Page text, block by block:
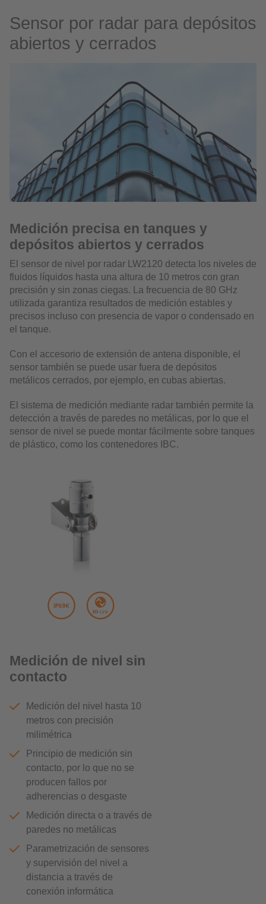
Sensor por radar para depósitos
abiertos y cerrados
Medición precisa en tanques y
depósitos abiertos y cerrados
El sensor de nivel por radar LW2120 detecta los niveles de
fluidos líquidos hasta una altura de 10 metros con gran
precisión y sin zonas ciegas. La frecuencia de 80 GHz
utilizada garantiza resultados de medición estables y
precisos incluso con presencia de vapor o condensado en
el tanque.
Con el accesorio de extensión de antena disponible, el
sensor también se puede usar fuera de depósitos
metálicos cerrados, por ejemplo, en cubas abiertas.
El sistema de medición mediante radar también permite la
detección a través de paredes no metálicas, por lo que el
sensor de nivel se puede montar fácilmente sobre tanques
de plástico, como los contenedores IBC.
Medición de nivel sin
contacto
Medición del nivel hasta 10
metros con precisión
milimétrica
Principio de medición sin
contacto, por lo que no se
producen fallos por
adherencias o desgaste
Medición directa o a través de
paredes no metálicas
Parametrización de sensores
y supervisión del nivel a
distancia a través de
conexión informática